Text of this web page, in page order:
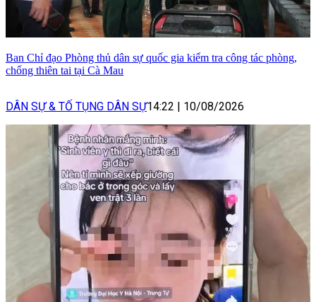
Ban Chỉ đạo Phòng thủ dân sự quốc gia kiểm tra công tác phòng,
chống thiên tai tại Cà Mau
DÂN SỰ & TỐ TỤNG DÂN SỰ14:22 | 10/08/2026